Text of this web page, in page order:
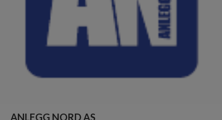
ANLEGG NORD AS